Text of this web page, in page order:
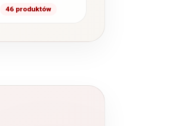
formatem oraz
46 produktów